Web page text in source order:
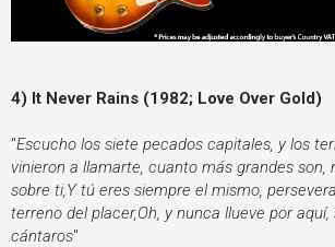
4) It Never Rains (1982; Love Over Gold)
"Escucho los siete pecados capitales, y los
vinieron a llamarte, cuanto más grandes son,
sobre ti,Y tú eres siempre el mismo,
terreno del placer,Oh, y nunca llueve por aquí,
cántaros"